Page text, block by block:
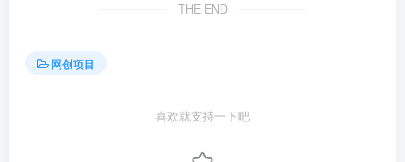
THE END
网创项目
喜欢就支持一下吧